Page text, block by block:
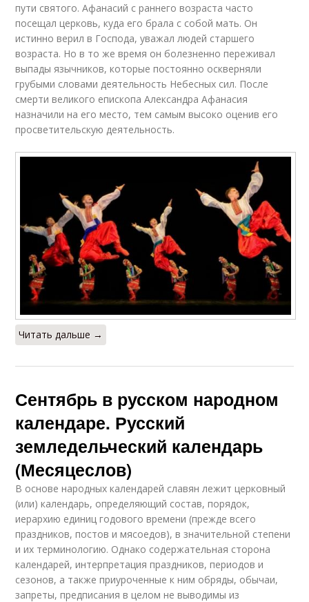
пути святого. Афанасий с раннего возраста часто
посещал церковь, куда его брала с собой мать. Он
истинно верил в Господа, уважал людей старшего
возраста. Но в то же время он болезненно переживал
выпады язычников, которые постоянно оскверняли
грубыми словами деятельность Небесных сил. После
смерти великого епископа Александра Афанасия
назначили на его место, тем самым высоко оценив его
просветительскую деятельность.
Читать дальше →
Сентябрь в русском народном
календаре. Русский
земледельческий календарь
(Месяцеслов)
В основе народных календарей славян лежит церковный
(или) календарь, определяющий состав, порядок,
иерархию единиц годового времени (прежде всего
праздников, постов и мясоедов), в значительной степени
и их терминологию. Однако содержательная сторона
календарей, интерпретация праздников, периодов и
сезонов, а также приуроченные к ним обряды, обычаи,
запреты, предписания в целом не выводимы из